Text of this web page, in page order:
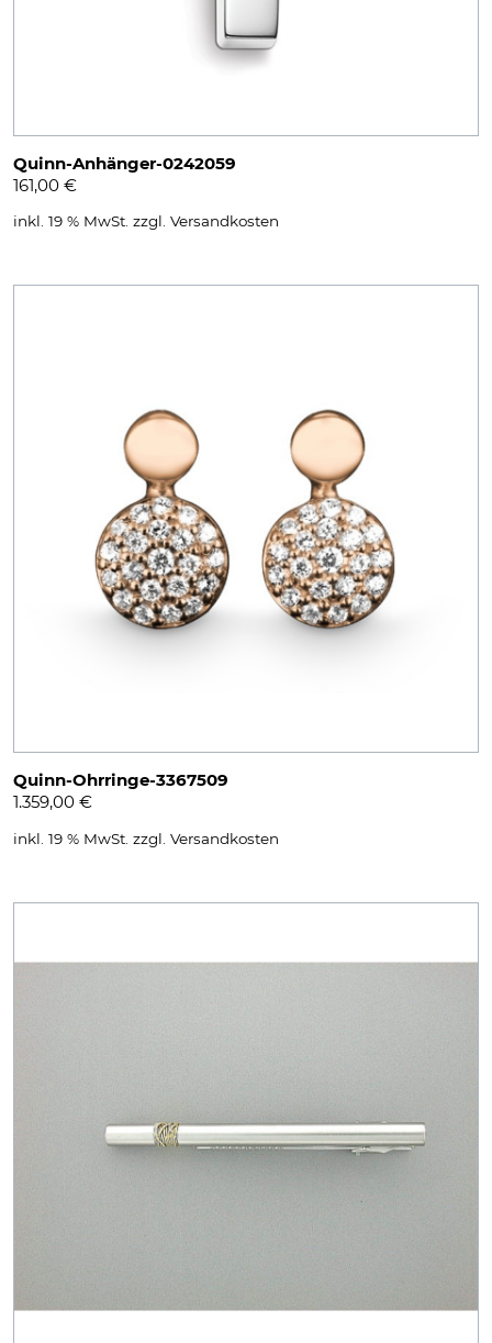
Quinn-Anhänger-0242059
161,00 €
inkl. 19 % MwSt. zzgl. Versandkosten
Quinn-Ohrringe-3367509
1.359,00 €
inkl. 19 % MwSt. zzgl. Versandkosten